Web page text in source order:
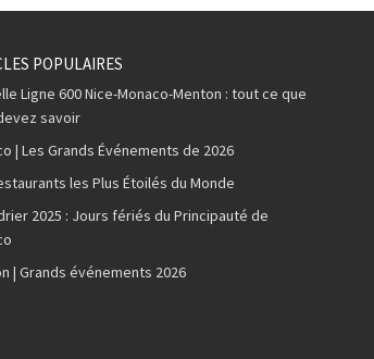
POPULAIRES
Ligne 600 Nice-Monaco-Menton : tout ce que
savoir
| Les Grands Événements de 2026
les Plus Étoilés du Monde
2025 : Jours fériés du Principauté de
| Grands événements 2026